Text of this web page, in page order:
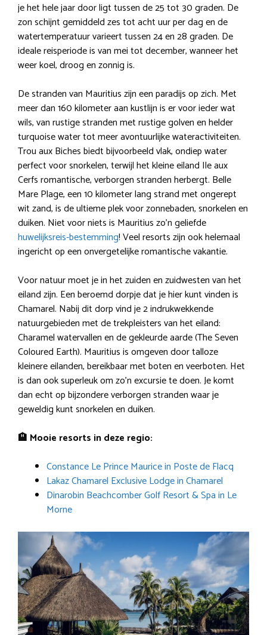
je het hele jaar door ligt tussen de 25 tot 30 graden. De
zon schijnt gemiddeld zes tot acht uur per dag en de
watertemperatuur varieert tussen 24 en 28 graden. De
ideale reisperiode is van mei tot december, wanneer het
weer koel, droog en zonnig is.
De stranden van Mauritius zijn een paradijs op zich. Met
meer dan 160 kilometer aan kustlijn is er voor ieder wat
wils, van rustige stranden met rustige golven en helder
turquoise water tot meer avontuurlijke wateractiviteiten.
Trou aux Biches biedt bijvoorbeeld vlak, ondiep water
perfect voor snorkelen, terwijl het kleine eiland Ile aux
Cerfs romantische, verborgen stranden herbergt. Belle
Mare Plage, een 10 kilometer lang strand met ongerept
wit zand, is de ultieme plek voor zonnebaden, snorkelen en
duiken. Niet voor niets is Mauritius zo’n geliefde
huwelijksreis-bestemming! Veel resorts zijn ook helemaal
ingericht op een onvergetelijke romantische vakantie.
Voor natuur moet je in het zuiden en zuidwesten van het
eiland zijn. Een beroemd dorpje dat je hier kunt vinden is
Chamarel. Nabij dit dorp vind je 2 indrukwekkende
natuurgebieden met de trekpleisters van het eiland:
Charamel watervallen en de gekleurde aarde (The Seven
Coloured Earth). Mauritius is omgeven door talloze
kleinere eilanden, bereikbaar met boten en veerboten. Het
is dan ook superleuk om zo’n excursie te doen. Je komt
dan echt op bijzondere verborgen stranden waar je
geweldig kunt snorkelen en duiken.
🏨 Mooie resorts in deze regio:
Constance Le Prince Maurice in Poste de Flacq
Lakaz Chamarel Exclusive Lodge in Chamarel
Dinarobin Beachcomber Golf Resort & Spa in Le
Morne